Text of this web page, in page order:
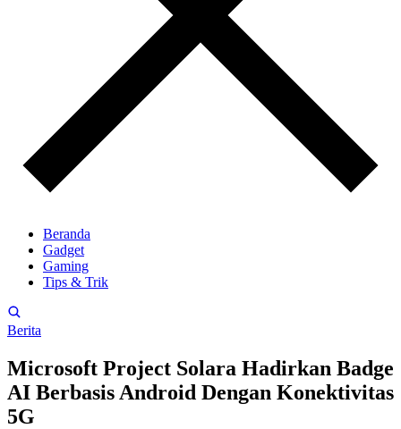
Beranda
Gadget
Gaming
Tips & Trik
Berita
Microsoft Project Solara Hadirkan Badge
AI Berbasis Android Dengan Konektivitas
5G